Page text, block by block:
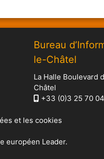
Bureau
le-Châtel
La Halle Boulevard
Châtel
+33 (0)3 25 70
et les cookies
européen Leader.